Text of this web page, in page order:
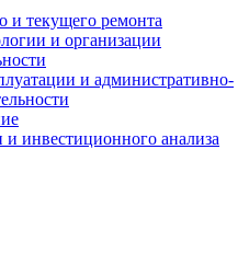
и текущего ремонта
и организации
и административно-
инвестиционного анализа